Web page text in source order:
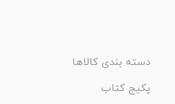
دسته بندی کالاها
پکیج کتاب